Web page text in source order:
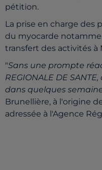
pétition.
La prise en charge des
du myocarde
transfert des activités à
"Sans une prompte
REGIONALE DE
dans quelques
Brunellière, à l'origine
adressée à l'Agence